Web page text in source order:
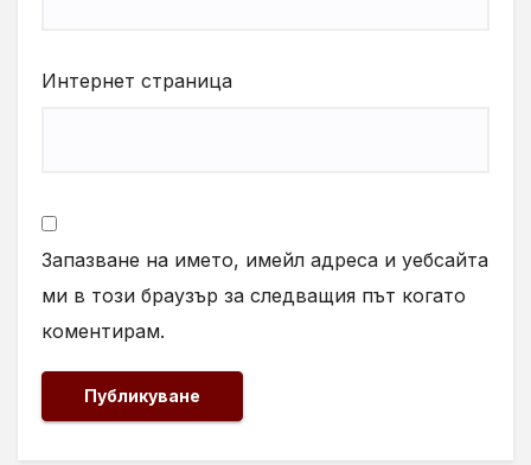
Интернет страница
Запазване на името, имейл адреса и уебсайта
ми в този браузър за следващия път когато
коментирам.